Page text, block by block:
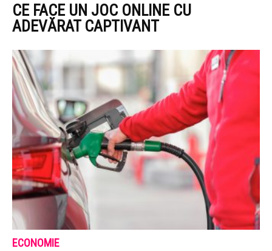
CE FACE UN JOC ONLINE CU
ADEVĂRAT CAPTIVANT
ECONOMIE